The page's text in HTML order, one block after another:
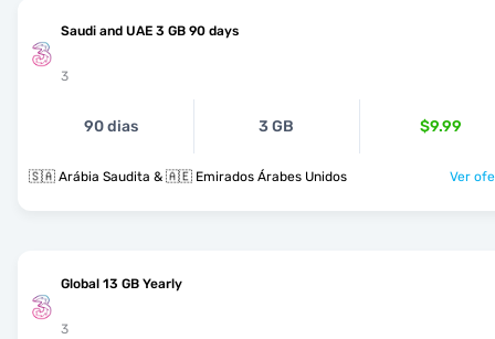
Saudi and UAE 3 GB 90 days
3
90 dias 3 GB $9.99
🇸🇦 Arábia Saudita & 🇦🇪 Emirados Árabes Unidos Ver
Global 13 GB Yearly
3